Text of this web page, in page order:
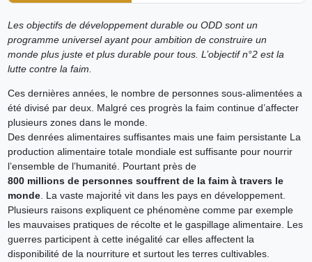
Les objectifs de développement durable ou ODD sont un
programme universel ayant pour ambition de construire un
monde plus juste et plus durable pour tous. L’objectif n°2 est la
lutte contre la faim.
Ces dernières années, le nombre de personnes sous-alimentées a
été divisé par deux. Malgré ces progrès la faim continue d’affecter
plusieurs zones dans le monde.
Des denrées alimentaires suffisantes mais une faim persistante La
production alimentaire totale mondiale est suffisante pour nourrir
l’ensemble de l’humanité. Pourtant près de
800 millions de personnes souffrent de la faim à travers le
monde. La vaste majorité́ vit dans les pays en développement.
Plusieurs raisons expliquent ce phénomène comme par exemple
les mauvaises pratiques de récolte et le gaspillage alimentaire. Les
guerres participent à cette inégalité car elles affectent la
disponibilité de la nourriture et surtout les terres cultivables.